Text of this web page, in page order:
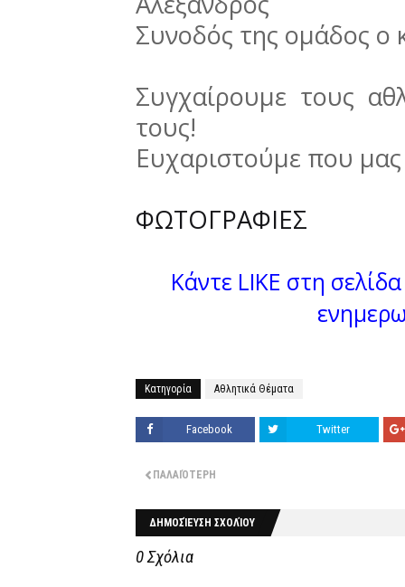
Συνοδός της ομάδος ο
Συγχαίρουμε τους
τους!
Ευχαριστούμε που
ΦΩΤΟΓΡΑΦΙΕΣ
Κάντε LIKE στη
Κατηγορία Αθλητικά Θέματα
Facebook Twitter
ΠΑΛΑΙΌΤΕΡΗ
ΔΗΜΟΣΊΕΥΣΗ ΣΧΟΛΊΟΥ
0 Σχόλια